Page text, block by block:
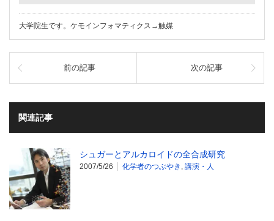
大学院生です。ケモインフォマティクス→触媒
前の記事 次の記事
関連記事
シュガーとアルカロイドの全合成研究
2007/5/26 化学者のつぶやき , 講演・人